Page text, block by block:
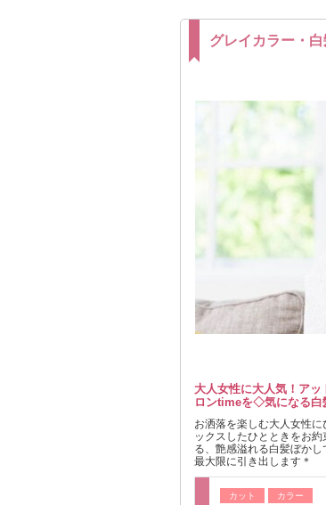
グレイカラー・
大人女性に大人気！ア
ロンtimeを◇気になる白
お洒落を楽しむ大人女性
ックスしたひとときをお
る、艶感溢れる白髪ぼか
最大限に引き出します＊
カット
カラー